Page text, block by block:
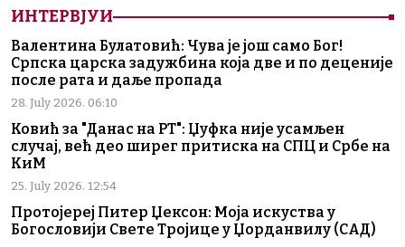
ИНТЕРВЈУИ
Валентина Булатовић: Чува је још само Бог!
Српска царска задужбина која две и по деценије
после рата и даље пропада
28. July 2026. 06:10
Ковић за "Данас на РТ": Џуфка није усамљен
случај, већ део ширег притиска на СПЦ и Србе на
КиМ
25. July 2026. 12:54
Протојереј Питер Џексон: Моја искуства у
Богословији Свете Тројице у Џорданвилу (САД)